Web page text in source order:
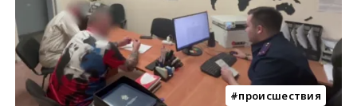
происшествия